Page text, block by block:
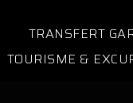
TRANSFERT
TOURISME &